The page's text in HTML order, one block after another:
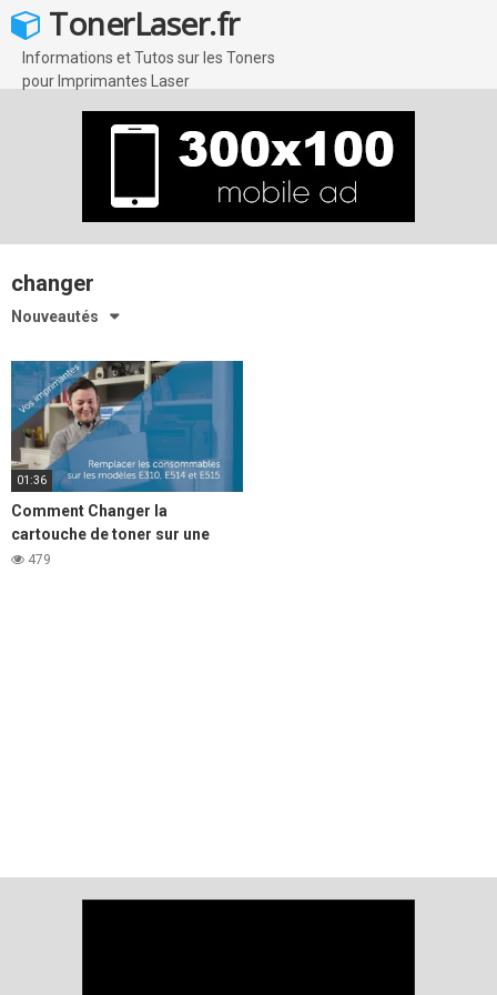
Skip
to
content
TonerLaser.fr
Informations et Tutos sur les Toners
pour Imprimantes Laser
changer
Nouveautés
01:36
Comment Changer la
cartouche de toner sur une
imprimante Laser DELL e310,
479